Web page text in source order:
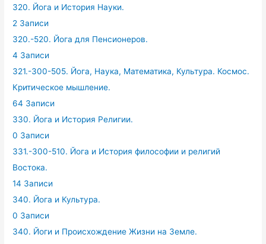
320. Йога и История Науки.
2 Записи
320.-520. Йога для Пенсионеров.
4 Записи
321.-300-505. Йога, Наука, Математика, Культура. Космос.
Критическое мышление.
64 Записи
330. Йога и История Религии.
0 Записи
331.-300-510. Йога и История философии и религий
Востока.
14 Записи
340. Йога и Культура.
0 Записи
340. Йоги и Происхождение Жизни на Земле.